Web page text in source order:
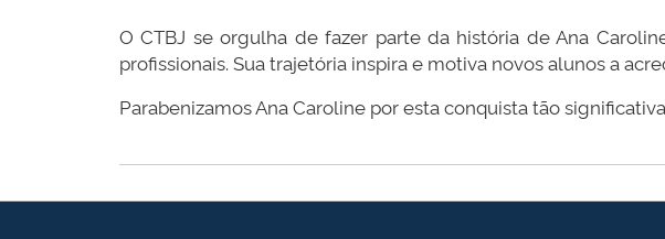
O CTBJ se orgulha de fazer parte da história de Ana
profissionais. Sua trajetória inspira e motiva novos alunos a
Parabenizamos Ana Caroline por esta conquista tão